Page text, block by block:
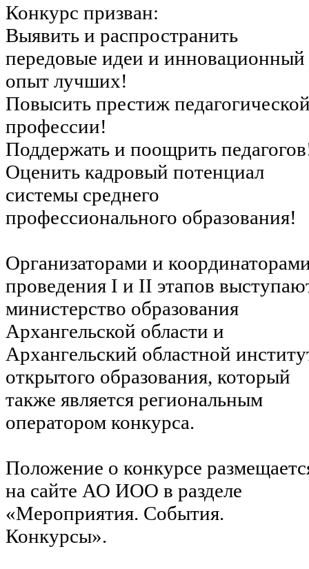
Конкурс призван:
Выявить и распространить
передовые идеи и инновационный
опыт лучших!
Повысить престиж
профессии!
Поддержать и поощрить
Оценить кадровый потенциал
системы среднего
профессионального образования!
Организаторами и
проведения I и II этапов
министерство образования
Архангельской области и
Архангельский областной
открытого образования, который
также является региональным
оператором конкурса.
Положение о конкурсе
на сайте АО ИОО в разделе
«Мероприятия. События.
Конкурсы».